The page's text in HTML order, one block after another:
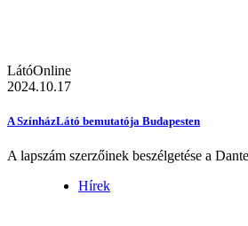
LátóOnline
2024.10.17
A SzínházLátó bemutatója Budapesten
A lapszám szerzőinek beszélgetése a
Hírek